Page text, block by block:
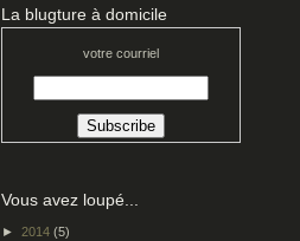
La blugture à domicile
votre courriel
Vous avez loupé...
► 2014 (5)